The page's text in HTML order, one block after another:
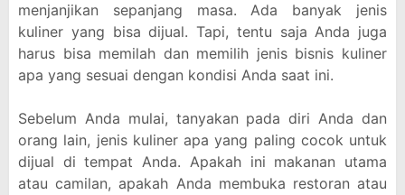
menjanjikan sepanjang masa. Ada banyak jenis
kuliner yang bisa dijual. Tapi, tentu saja Anda juga
harus bisa memilah dan memilih jenis bisnis kuliner
apa yang sesuai dengan kondisi Anda saat ini.
Sebelum Anda mulai, tanyakan pada diri Anda dan
orang lain, jenis kuliner apa yang paling cocok untuk
dijual di tempat Anda. Apakah ini makanan utama
atau camilan, apakah Anda membuka restoran atau